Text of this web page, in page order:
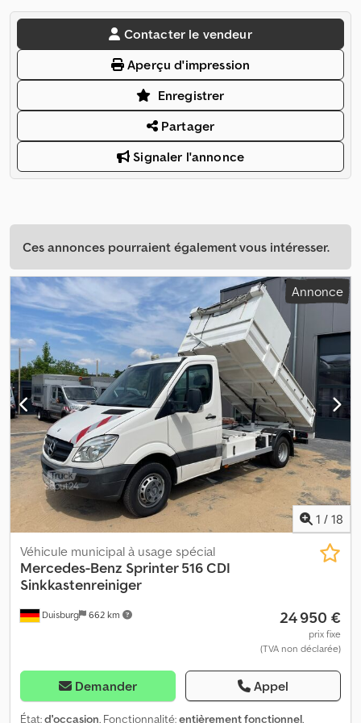
Contacter le vendeur
Aperçu d'impression
Enregistrer
Partager
Signaler l'annonce
Ces annonces pourraient également vous intéresser.
Annonce
1 / 18
Duisburg 662 km
Véhicule municipal à usage spécial
Mercedes-Benz Sprinter 516 CDI
Sinkkastenreiniger
24 950 €
prix fixe
(TVA non déclarée)
Demander Appel
État:d'occasion, Fonctionnalité:entièrement fonctionnel,